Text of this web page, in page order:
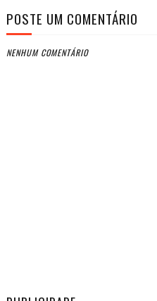
POSTE UM COMENTÁRIO
NENHUM COMENTÁRIO